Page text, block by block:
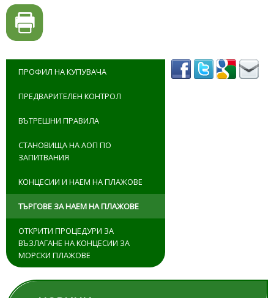
ПРОФИЛ НА КУПУВАЧА
ПРЕДВАРИТЕЛЕН КОНТРОЛ
ВЪТРЕШНИ ПРАВИЛА
СТАНОВИЩА НА АОП ПО
ЗАПИТВАНИЯ
КОНЦЕСИИ И НАЕМ НА ПЛАЖОВЕ
ТЪРГОВЕ ЗА НАЕМ НА ПЛАЖОВЕ
ОТКРИТИ ПРОЦЕДУРИ ЗА
ВЪЗЛАГАНЕ НА КОНЦЕСИИ ЗА
МОРСКИ ПЛАЖОВЕ